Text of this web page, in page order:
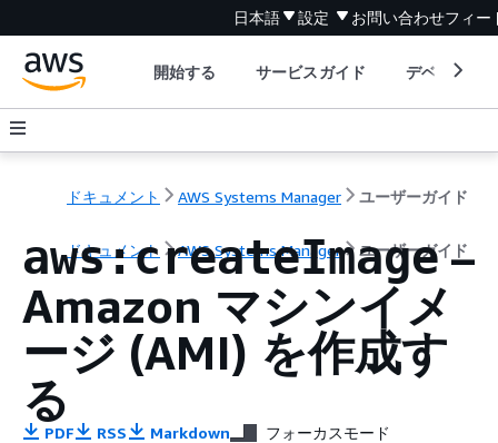
日本語 設定 お問い合わせフィー
開始する サービスガイド デベロッパ
ドキュメント AWS Systems Manager ユーザーガイド
ドキュメント AWS Systems Manager ユーザーガイド
aws:createImage–
Amazon マシンイメ
ージ (AMI) を作成す
る
PDF RSS Markdown フォーカスモード